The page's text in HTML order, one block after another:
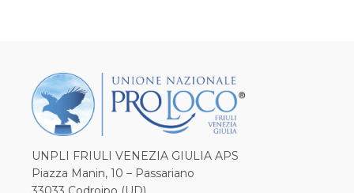
UNPLI FRIULI VENEZIA GIULIA APS
Piazza Manin, 10 – Passariano